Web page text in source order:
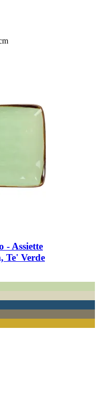
-​ Assiette
Te' Verde